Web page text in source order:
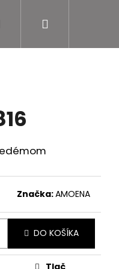
Objednajte sa
Prihlásenie
Značka:AMOENA
DO KOŠÍKA
Tlač